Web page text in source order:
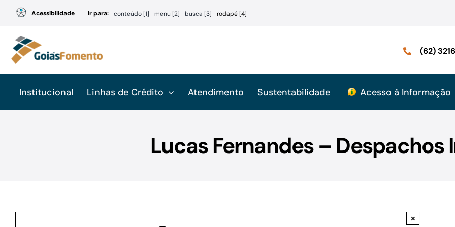
conteúdo
Acessibilidade Ir para: conteúdo [1] menu [2] busca [3] rodapé [4]
(62)
Institucional Linhas de Crédito Atendimento Sustentabilidade Acesso à Informação
Lucas Fernandes – Despachos
×